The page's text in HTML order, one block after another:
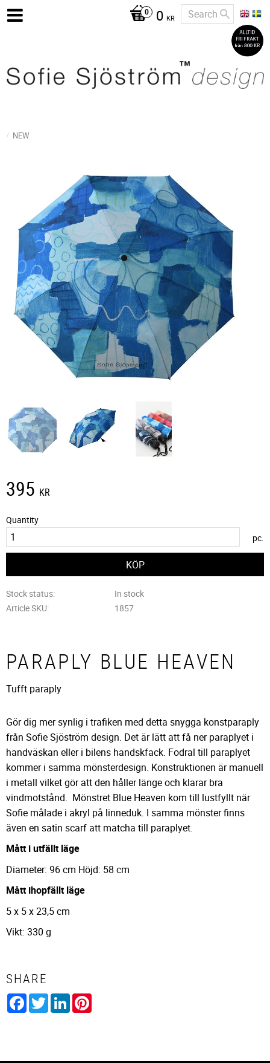
0 KR
NEW
395 KR
Quantity
pc.
Stock status
In stock
Article SKU
1857
PARAPLY BLUE HEAVEN
Tufft paraply
Gör dig mer synlig i trafiken med detta snygga konstparaply
från Sofie Sjöström design. Det är lätt att få ner paraplyet i
handväskan eller i bilens handskfack. Fodral till paraplyet
kommer i samma mönsterdesign. Konstruktionen är manuell
i metall vilket gör att den håller länge och klarar bra
vindmotstånd. Mönstret Blue Heaven kom till lustfyllt när
Sofie målade i akryl på linneduk. I samma mönster finns
även en satin scarf att matcha till paraplyet.
Mått i utfällt läge
Diameter: 96 cm Höjd: 58 cm
Mått ihopfällt läge
5 x 5 x 23,5 cm
Vikt: 330 g
SHARE
Facebook
TwitterLinkedIn